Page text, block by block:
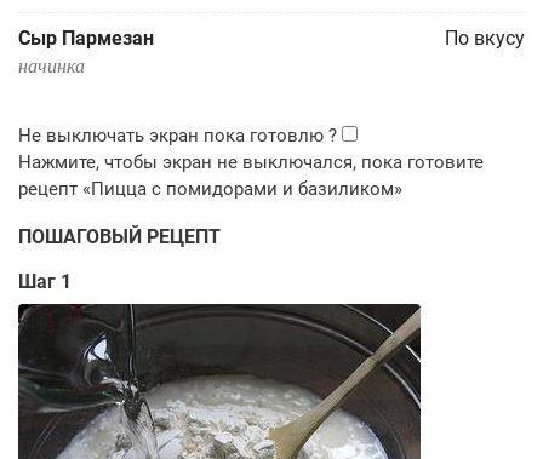
Сыр Пармезан По вкусу
начинка
ПОШАГОВЫЙ РЕЦЕПТ
Шаг 1